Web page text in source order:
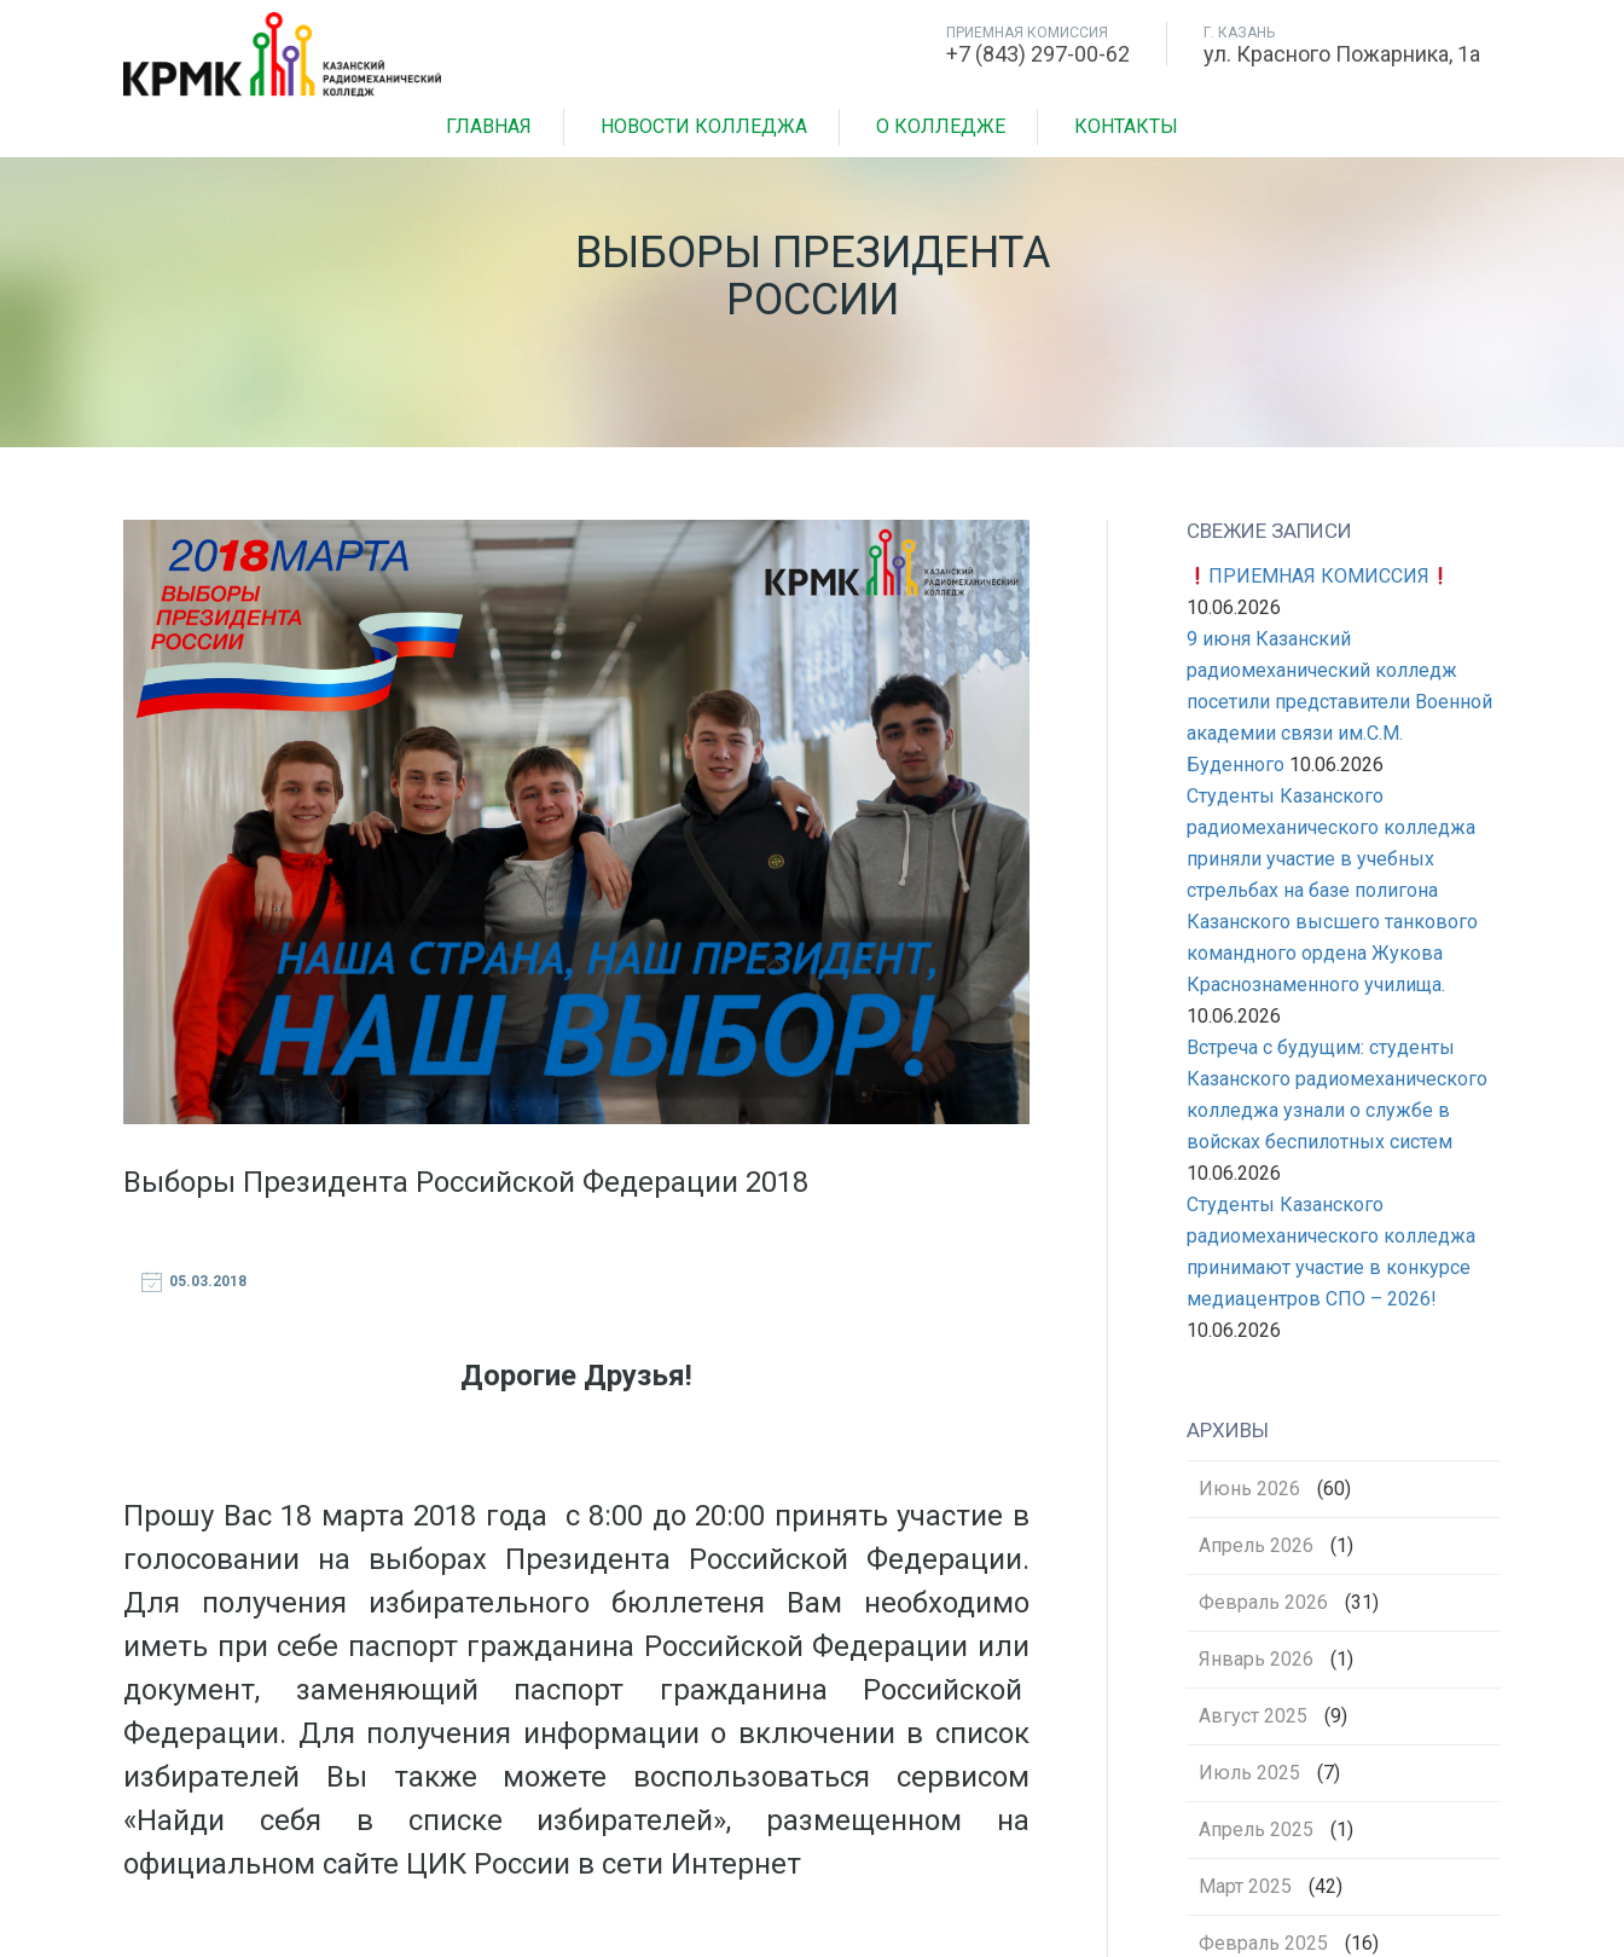
ПРИЕМНАЯ КОМИССИЯ
+7 (843) 297-00-62
Г. КАЗАНЬ
ул. Красного Пожарника, 1а
ГЛАВНАЯ НОВОСТИ КОЛЛЕДЖА О КОЛЛЕДЖЕ КОНТАКТЫ
ВЫБОРЫ ПРЕЗИДЕНТА
РОССИИ
Выборы Президента Российской Федерации 2018
05.03.2018
Дорогие Друзья!
Прошу Вас 18 марта 2018 года с 8:00 до 20:00 принять участие в
голосовании на выборах Президента Российской Федерации.
Для получения избирательного бюллетеня Вам необходимо
иметь при себе паспорт гражданина Российской Федерации или
документ, заменяющий паспорт гражданина Российской
Федерации. Для получения информации о включении в список
избирателей Вы также можете воспользоваться сервисом
«Найди себя в списке избирателей», размещенном на
официальном сайте ЦИК России в сети Интернет
СВЕЖИЕ ЗАПИСИ
ПРИЕМНАЯ КОМИССИЯ
10.06.2026
9 июня Казанский
радиомеханический колледж
посетили представители Военной
академии связи им.С.М.
Буденного 10.06.2026
Студенты Казанского
радиомеханического колледжа
приняли участие в учебных
стрельбах на базе полигона
Казанского высшего танкового
командного ордена Жукова
Краснознаменного училища.
10.06.2026
Встреча с будущим: студенты
Казанского радиомеханического
колледжа узнали о службе в
войсках беспилотных систем
10.06.2026
Студенты Казанского
радиомеханического колледжа
принимают участие в конкурсе
медиацентров СПО – 2026!
10.06.2026
АРХИВЫ
Июнь 2026 (60)
Апрель 2026 (1)
Февраль 2026 (31)
Январь 2026 (1)
Август 2025 (9)
Июль 2025 (7)
Апрель 2025 (1)
Март 2025 (42)
Февраль 2025 (16)